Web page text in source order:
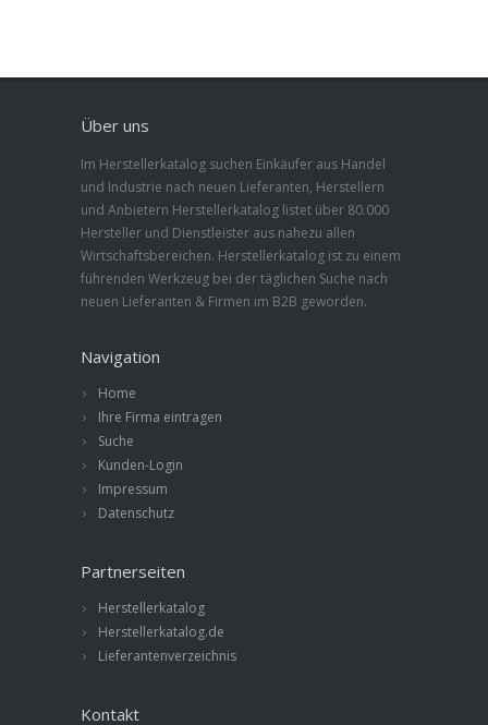
Über uns
Im Herstellerkatalog suchen Einkäufer aus Handel
und Industrie nach neuen Lieferanten, Herstellern
und Anbietern Herstellerkatalog listet über 80.000
Hersteller und Dienstleister aus nahezu allen
Wirtschaftsbereichen. Herstellerkatalog ist zu einem
führenden Werkzeug bei der täglichen Suche nach
neuen Lieferanten & Firmen im B2B geworden.
Navigation
Home
Ihre Firma eintragen
Suche
Kunden-Login
Impressum
Datenschutz
Partnerseiten
Herstellerkatalog
Herstellerkatalog.de
Lieferantenverzeichnis
Kontakt